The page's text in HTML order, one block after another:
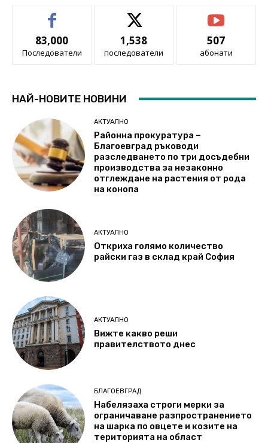
83,000
Последователи
1,538
последователи
507
абонати
НАЙ-НОВИТЕ НОВИНИ
АКТУАЛНО
Районна прокуратура –
Благоевград ръководи
разследването по три досъдебни
производства за незаконно
отглеждане на растения от рода
на конопа
АКТУАЛНО
Откриха голямо количество
райски газ в склад край София
АКТУАЛНО
Вижте какво реши
правителството днес
БЛАГОЕВГРАД
Набелязаха строги мерки за
ограничаване разпространението
на шарка по овцете и козите на
територията на област